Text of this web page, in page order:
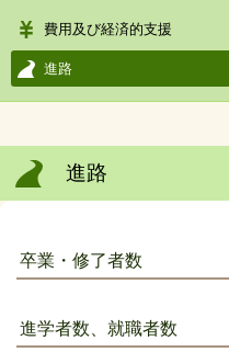
費用及び経済的支援
進路
進路
卒業・修了者数
進学者数、就職者数